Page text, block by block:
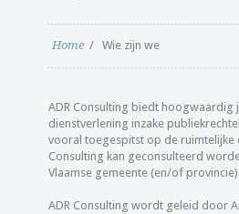
Home / Wie zijn we
ADR Consulting biedt hoogwaardig
dienstverlening inzake
vooral toegespitst op de ruimtelijke
Consulting kan geconsulteerd
Vlaamse gemeente (en/of
ADR Consulting wordt geleid door